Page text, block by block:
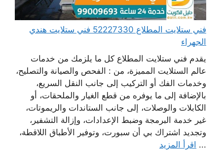
فني ستلايت المطلاع 52227330 فني ستلايت هندي
الجهراء
يقدم فني ستلايت المطلاع كل ما يلزمك من خدمات
عالم الستلايت المميزة، من : الفحص والصيانة والتصليح،
وخدمات الفك أو التركيب إلى جانب النقل السريع،
بالإضافة إلى ما يوفره من قطع الغيار والملحقات، أو
الكابلات والوصلات، إلى جانب الستاندات والريموتات،
غير خدمة البرمجة وضبط الإعدادات، وإزالة التشفير،
وتجديد اشتراك بي أن سبورت، وتوفير الأطباق اللاقطة،
... اقرأ المزيد